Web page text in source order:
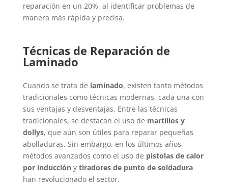
reparación en un 20%, al identificar problemas de
manera más rápida y precisa.
Técnicas de Reparación de
Laminado
Cuando se trata de laminado, existen tanto métodos
tradicionales como técnicas modernas, cada una con
sus ventajas y desventajas. Entre las técnicas
tradicionales, se destacan el uso de martillos y
dollys, que aún son útiles para reparar pequeñas
abolladuras. Sin embargo, en los últimos años,
métodos avanzados como el uso de pistolas de calor
por induccióny tiradores de punto de soldadura
han revolucionado el sector.